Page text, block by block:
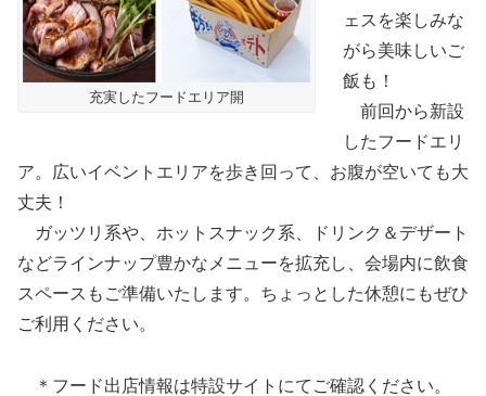
充実したフードエリア開
ェスを楽しみな
がら美味しいご
飯も！
前回から新設
したフードエリ
ア。広いイベントエリアを歩き回って、お腹が空いても大
丈夫！
ガッツリ系や、ホットスナック系、ドリンク＆デザート
などラインナップ豊かなメニューを拡充し、会場内に飲食
スペースもご準備いたします。ちょっとした休憩にもぜひ
ご利用ください。
＊フード出店情報は特設サイトにてご確認ください。